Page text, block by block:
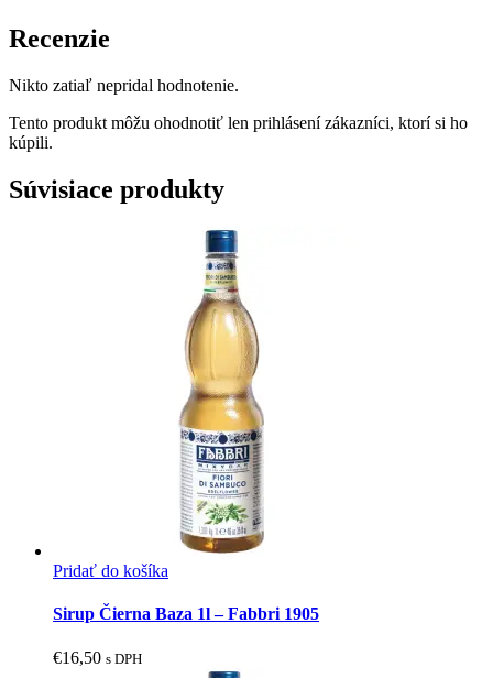
Recenzie
Nikto zatiaľ nepridal hodnotenie.
Tento produkt môžu ohodnotiť len prihlásení zákazníci, ktorí si ho
kúpili.
Súvisiace produkty
Pridať do košíka
Sirup Čierna Baza 1l – Fabbri 1905
€16,50 s DPH